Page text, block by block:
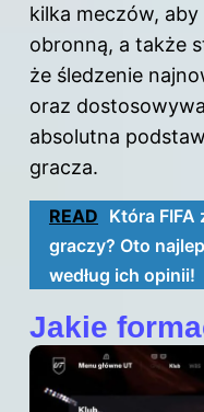
kilka meczów,
obronną, a także
że śledzenie
oraz
absolutna
gracza.
READ Która
graczy? Oto
według ich opinii!
Jakie